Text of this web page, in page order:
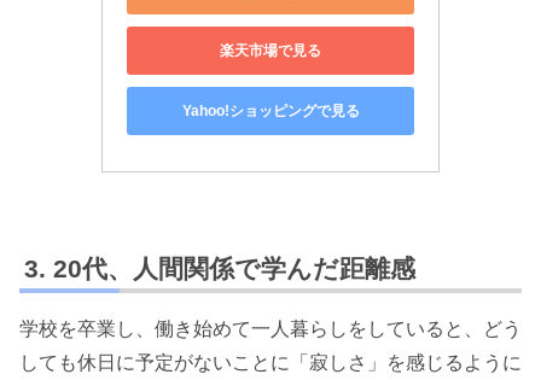
楽天市場で見る
Yahoo!ショッピングで見る
20代、人間関係で学んだ距離感
学校を卒業し、働き始めて一人暮らしをしていると、どう
しても休日に予定がないことに「寂しさ」を感じるように